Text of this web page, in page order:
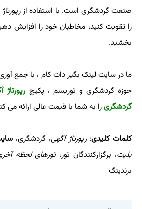
صنعت گردشگری است. با استفاده از رپورتاژ
را تقویت کنید، مخاطبان خود را افزایش
بخشید.
ما در سایت لینک بگیر دات کام ، با جمع آوری
حوزه گردشگری و توریسم ، پکیج
گردشگریرا به شما با قیمت عالی ارائه می
کلمات کلیدی:رپورتاژ آگهی، گردشگری،
بلیت، برگزارکنندگان تور،تورهای لحظه
برندینگ